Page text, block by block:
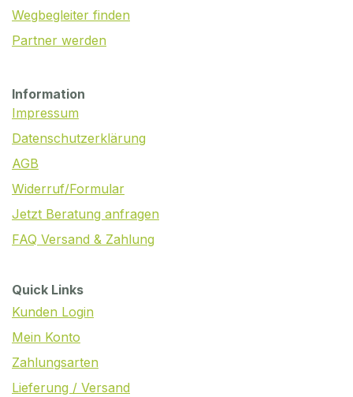
Wegbegleiter finden
Partner werden
Information
Impressum
Datenschutzerklärung
AGB
Widerruf/Formular
Jetzt Beratung anfragen
FAQ Versand & Zahlung
Quick Links
Kunden Login
Mein Konto
Zahlungsarten
Lieferung / Versand